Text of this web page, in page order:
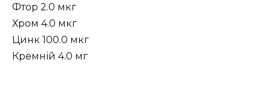
Фтор 2.0 мкг
Хром 4.0 мкг
Цинк 100.0 мкг
Кремній 4.0 мг